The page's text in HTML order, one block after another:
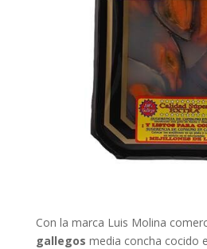
Con la marca Luis Molina
gallegos media concha cocido